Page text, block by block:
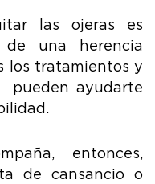
las ojeras es
una herencia
los tratamientos y
pueden ayudarte
entonces,
de cansancio o